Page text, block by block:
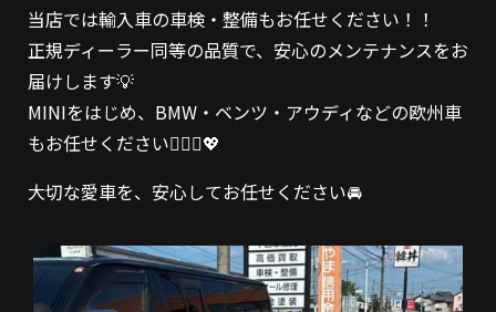
当店では輸入車の車検・整備もお任せください！！
正規ディーラー同等の品質で、安心のメンテナンスをお
届けします💡
MINIをはじめ、BMW・ベンツ・アウディなどの欧州車
もお任せください💁🏻‍♀️💖
大切な愛車を、安心してお任せください🚘